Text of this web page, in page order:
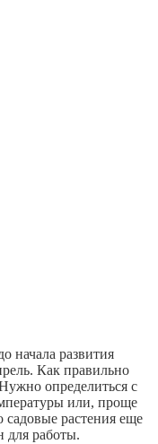
начала развития
Как правильно
определиться с
или, проще
садовые растения еще
для работы.